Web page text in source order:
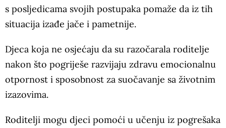
s posljedicama svojih postupaka pomaže da iz tih
situacija izađe jače i pametnije.
Djeca koja ne osjećaju da su razočarala roditelje
nakon što pogriješe razvijaju zdravu emocionalnu
otpornost i sposobnost za suočavanje sa životnim
izazovima.
Roditelji mogu djeci pomoći u učenju iz pogrešaka